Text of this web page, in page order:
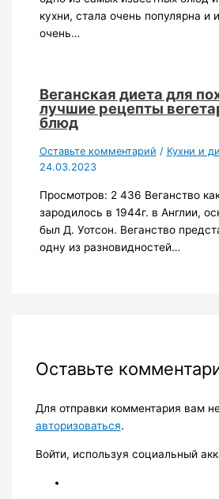
кухни, стала очень популярна и
очень…
Веганская диета для
лучшие рецепты
блюд
Оставьте комментарий / Кухни и
24.03.2023
Просмотров: 2 436 Веганство
зародилось в 1944г. в Англии,
был Д. Уотсон. Веганство
одну из разновидностей…
Оставьте
Для отправки комментария вам
авторизоваться.
Войти, используя социальный